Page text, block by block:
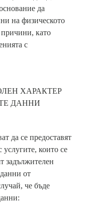
да
на физическото
като
с
ХАРАКТЕР
ДАННИ
да се предоставят
услугите, които се
задължителен
от
че бъде